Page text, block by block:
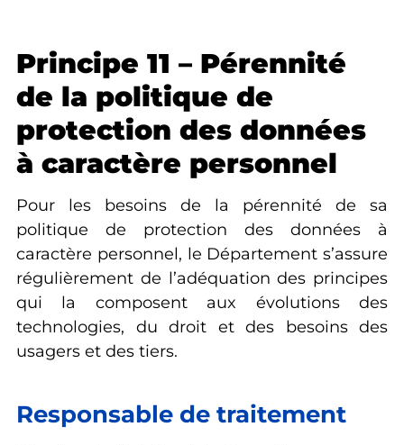
Principe 11 – Pérennité
de la politique de
protection des données
à caractère personnel
Pour les besoins de la pérennité de sa
politique de protection des données à
caractère personnel, le Département s’assure
régulièrement de l’adéquation des principes
qui la composent aux évolutions des
technologies, du droit et des besoins des
usagers et des tiers.
Responsable de traitement